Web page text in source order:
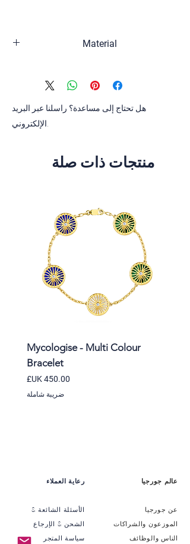
Material
هل تحتاج إلى مساعدة؟ راسلنا عبر البريد
منتجات ذات صلة
Mycologise - Multi Colour
Bracelet
السعر
ضريبة شاملة
رعاية العملاء
الأسئلة الشائعة &
الشحن & الإرجاع
سياسة المتجر
عالم جورجيا
عن جورجيا
الموزعون والشراكات
الناس والوظائف